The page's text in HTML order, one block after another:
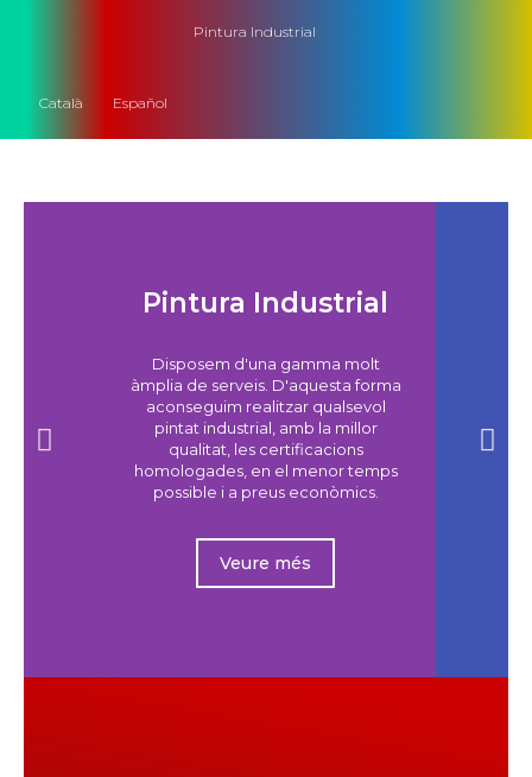
Pintura Industrial
Català Español
Pintura Industrial
Disposem d'una gamma molt
àmplia de serveis. D'aquesta forma
aconseguim realitzar qualsevol
pintat industrial, amb la millor
qualitat, les certificacions
homologades, en el menor temps
possible i a preus econòmics.
Veure més